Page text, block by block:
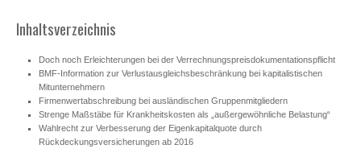
Inhaltsverzeichnis
Doch noch Erleichterungen bei der Verrechnungspreisdokumentationspflicht
BMF-Information zur Verlustausgleichsbeschränkung bei kapitalistischen
Mitunternehmern
Firmenwertabschreibung bei ausländischen Gruppenmitgliedern
Strenge Maßstäbe für Krankheitskosten als „außergewöhnliche Belastung“
Wahlrecht zur Verbesserung der Eigenkapitalquote durch
Rückdeckungsversicherungen ab 2016